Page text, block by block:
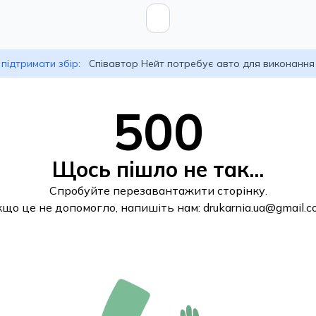
збір: Співавтор Нейт потребує авто для
500
Щось пішло не так...
Спробуйте перезавантажити сторінку.
це не допомогло, напишіть нам: